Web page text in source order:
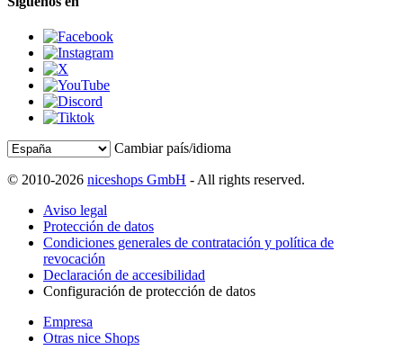
Cambiar país/idioma
© 2010-2026 niceshops GmbH - All rights reserved.
Aviso legal
Protección de datos
Condiciones generales de contratación y política de
revocación
Declaración de accesibilidad
Configuración de protección de datos
Empresa
Otras nice Shops